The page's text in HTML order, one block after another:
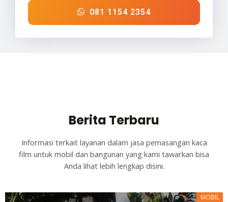
081 1154 2354
Berita Terbaru
Informasi terkait layanan dalam jasa pemasangan kaca
film untuk mobil dan bangunan yang kami tawarkan bisa
Anda lihat lebih lengkap disini.
MOBIL